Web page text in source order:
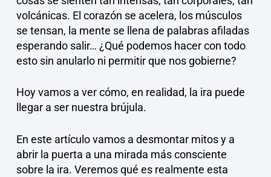
volcánicas. El corazón se acelera, los músculos
se tensan, la mente se llena de palabras afiladas
esperando salir… ¿Qué podemos hacer con todo
esto sin anularlo ni permitir que nos gobierne?
Hoy vamos a ver cómo, en realidad, la ira puede
llegar a ser nuestra brújula.
En este artículo vamos a desmontar mitos y a
abrir la puerta a una mirada más consciente
sobre la ira. Veremos qué es realmente esta